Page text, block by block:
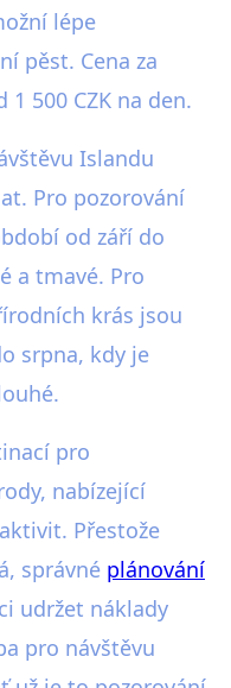
lépe
pěst. Cena za
500 CZK na den.
Islandu
Pro pozorování
od září do
a tmavé. Pro
krás jsou
srpna, kdy je
pro
nabízející
Přestože
správné plánování
udržet náklady
pro návštěvu